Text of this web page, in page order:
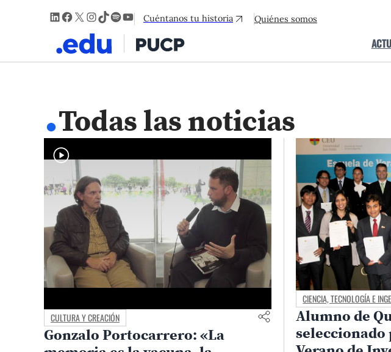
LinkedIn
Facebook
X Instagram
TikTok
Spotify
YouTube
Cuéntanos tu historia Quiénes somos
.Todas las noticias
CULTURA Y CREACIÓN
Gonzalo Portocarrero: «La
CIENCIA, TECNOLOGÍA E
Alumno de
seleccionado